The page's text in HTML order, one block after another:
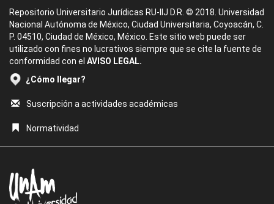
Repositorio Universitario Jurídicas RU-IIJ D.R. © 2018. Universidad
Nacional Autónoma de México, Ciudad Universitaria, Coyoacán, C.
P. 04510, Ciudad de México, México. Este sitio web puede ser
utilizado con fines no lucrativos siempre que se cite la fuente de
conformidad con el AVISO LEGAL.
¿Cómo llegar?
Suscripción a actividades académicas
Normatividad